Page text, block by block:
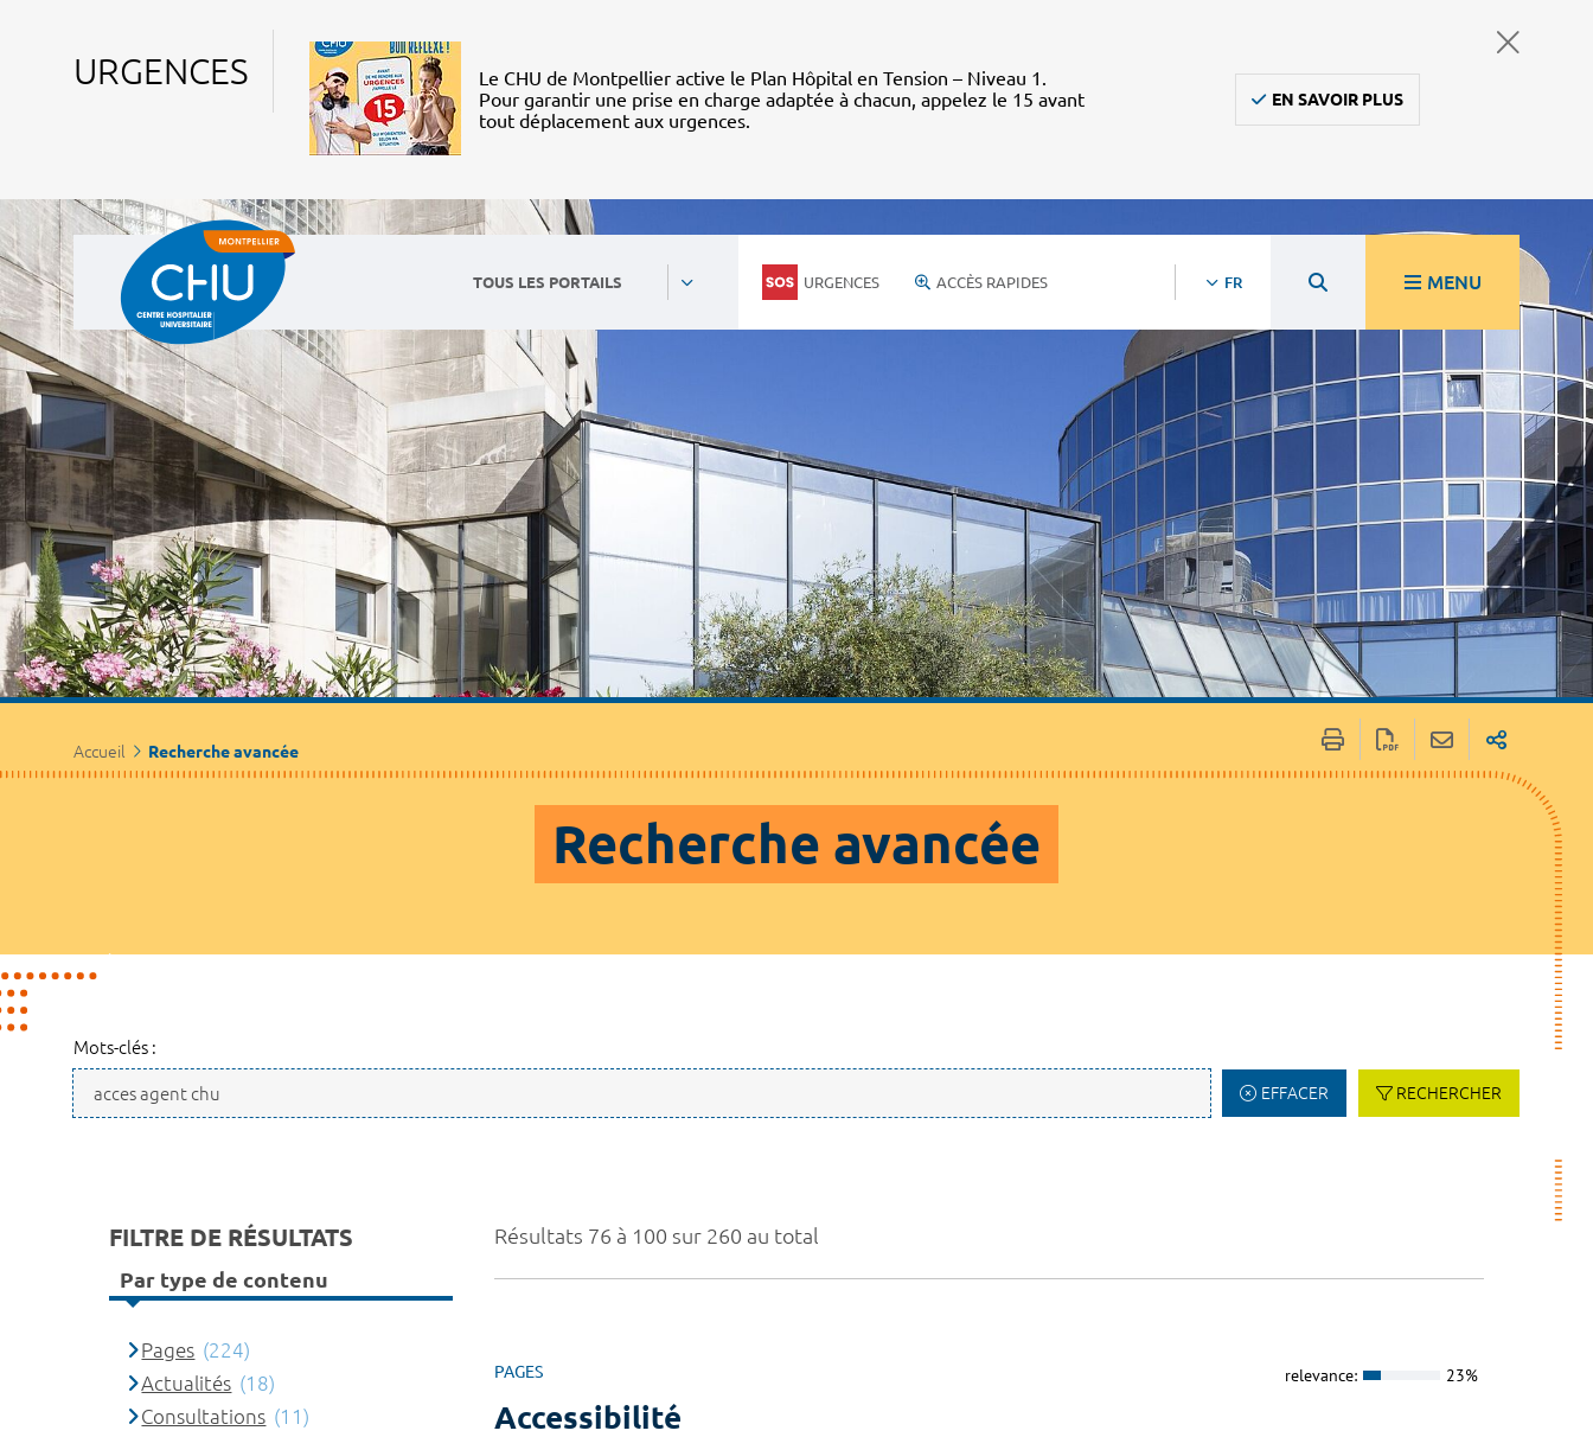
URGENCES
Le CHU de Montpellier active le Plan Hôpital en Tension – Niveau 1.
Pour garantir une prise en charge adaptée à chacun, appelez le 15 avant
tout déplacement aux urgences.
EN SAVOIR PLUS
TOUS LES PORTAILS URGENCES ACCÈS RAPIDES FR MENU
Accueil Recherche avancée
Recherche avancée
Mots-clés :
EFFACER RECHERCHER
Résultats 76 à 100 sur 260 au total
PAGES relevance: 23%
Accessibilité
FILTRE DE RÉSULTATS
Par type de contenu
Pages (224)
Actualités (18)
Consultations (11)